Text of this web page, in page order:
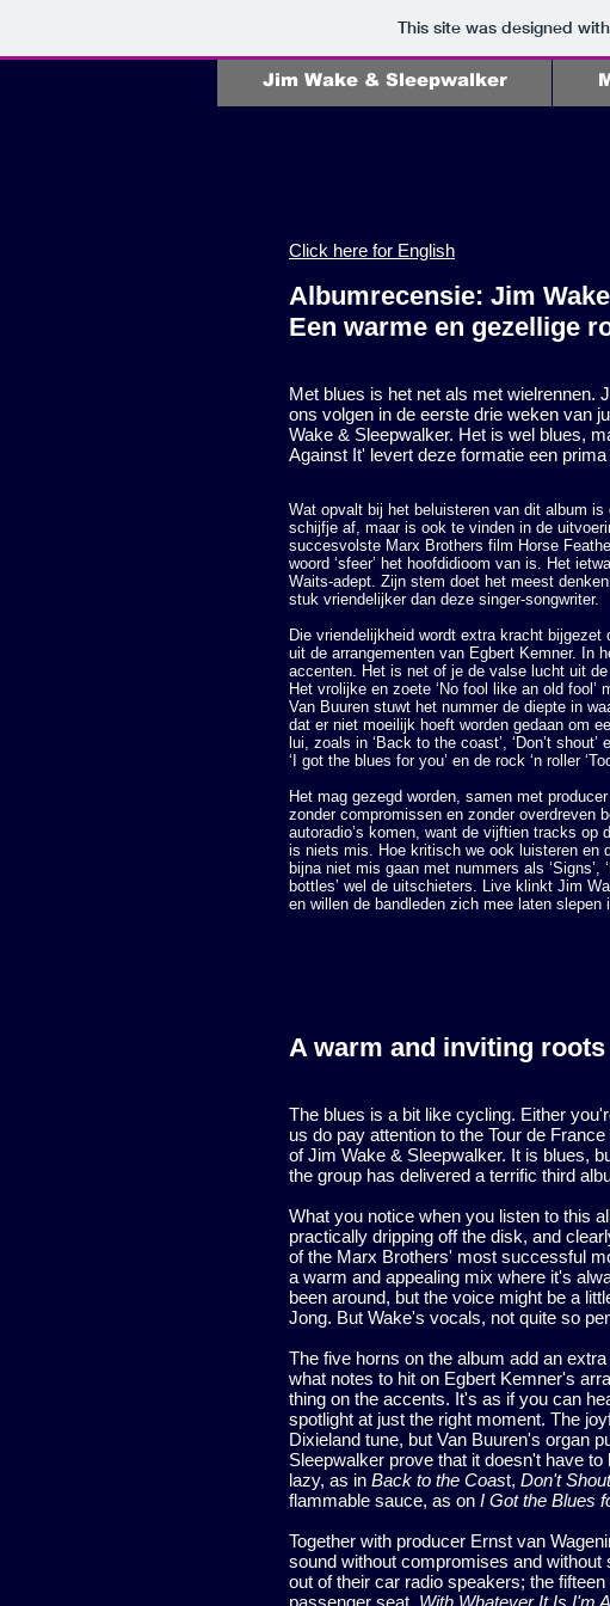
This site was designed
Jim Wake & Sleepwalker
Click here for English
Albumrecensie: Jim
Een warme en gezellige
Met blues is het net als met wielrennen.
ons volgen in de eerste drie weken van
Wake & Sleepwalker. Het is wel blues,
Against It' levert deze formatie een
Wat opvalt bij het beluisteren van dit album
schijfje af, maar is ook te vinden in de
succesvolste Marx Brothers film Horse
woord ‘sfeer’ het hoofdidioom van is. Het
Waits-adept. Zijn stem doet het meest
stuk vriendelijker dan deze singer-songwriter.
Die vriendelijkheid wordt extra kracht
uit de arrangementen van Egbert Kemner. In
accenten. Het is net of je de valse lucht uit
Het vrolijke en zoete ‘No fool like an old
Van Buuren stuwt het nummer de diepte in
dat er niet moeilijk hoeft worden gedaan om
lui, zoals in ‘Back to the coast’, ‘Don’t
‘I got the blues for you’ en de rock ‘n roller
Het mag gezegd worden, samen met
zonder compromissen en zonder overdreven
autoradio’s komen, want de vijftien tracks op
is niets mis. Hoe kritisch we ook luisteren en
bijna niet mis gaan met nummers als ‘Signs’,
bottles’ wel de uitschieters. Live klinkt Jim
en willen de bandleden zich mee laten
A warm and inviting
The blues is a bit like cycling. Either
us do pay attention to the Tour de
of Jim Wake & Sleepwalker. It is blues,
the group has delivered a terrific third
What you notice when you listen to this
practically dripping off the disk, and
of the Marx Brothers' most successful
a warm and appealing mix where it's
been around, but the voice might be a
Jong. But Wake's vocals, not quite so
The five horns on the album add an
what notes to hit on Egbert Kemner's
thing on the accents. It's as if you can
spotlight at just the right moment. The
Dixieland tune, but Van Buuren's organ
Sleepwalker prove that it doesn't have
lazy, as in Back to the Coast, Don't Shout
flammable sauce, as on I Got the Blues
Together with producer Ernst van
sound without compromises and
out of their car radio speakers; the
passenger seat. With Whatever It Is I'm